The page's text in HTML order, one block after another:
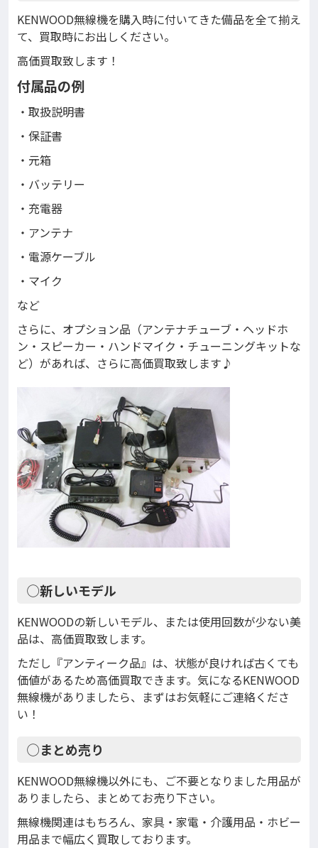
KENWOOD無線機を購入時に付いてきた備品を全て揃え
て、買取時にお出しください。
高価買取致します！
付属品の例
・取扱説明書
・保証書
・元箱
・バッテリー
・充電器
・アンテナ
・電源ケーブル
・マイク
など
さらに、オプション品（アンテナチューブ・ヘッドホ
ン・スピーカー・ハンドマイク・チューニングキットな
ど）があれば、さらに高価買取致します♪
◯新しいモデル
KENWOODの新しいモデル、または使用回数が少ない美
品は、高価買取致します。
ただし『アンティーク品』は、状態が良ければ古くても
価値があるため高価買取できます。気になるKENWOOD
無線機がありましたら、まずはお気軽にご連絡くださ
い！
◯まとめ売り
KENWOOD無線機以外にも、ご不要となりました用品が
ありましたら、まとめてお売り下さい。
無線機関連はもちろん、家具・家電・介護用品・ホビー
用品まで幅広く買取しております。